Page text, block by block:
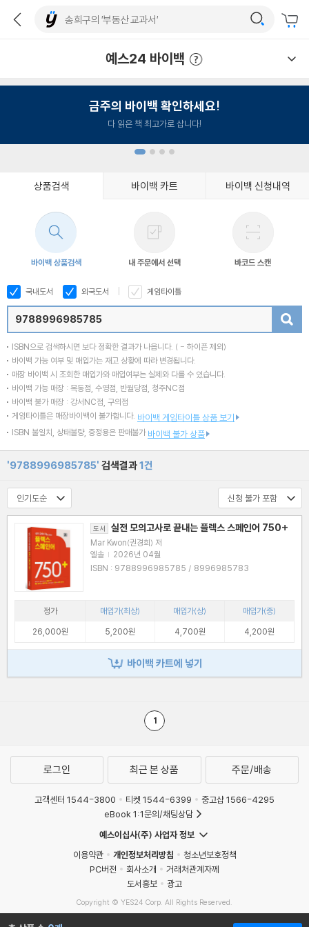
예스24 바이백
금주의 바이백 확인하세요!
다 읽은 책 최고가로 삽니다!
상품검색 바이백 카트 바이백 신청내역
바이백 상품검색 내 주문에서 선택 바코드 스캔
국내도서 외국도서 게임타이틀
ISBN으로 검색하시면 보다 정확한 결과가 나옵니다. ( - 하이픈 제외)
바이백 가능 여부 및 매입가는 재고 상황에 따라 변경됩니다.
매장 바이백 시 조회한 매입가와 매입여부는 실제와 다를 수 있습니다.
바이백 가능 매장 : 목동점, 수영점, 반월당점, 청주NC점
바이백 불가 매장 : 강서NC점, 구의점
게임타이틀은 매장바이백이 불가합니다. 바이백 게임타이틀 상품 보기
ISBN 불일치, 상태불량, 증정용은 판매불가 바이백 불가 상품
'9788996985785' 검색결과1건
도서 실전 모의고사로 끝내는 플렉스 스페인어 750+
Mar Kwon(권경희) 저
엘솔 | 2026년 04월
ISBN : 9788996985785 / 8996985783
정가 매입가(최상) 매입가(상)
매입가(중)
26,000원
5,200원 4,700원 4,200원
바이백 카트에 넣기
1
로그인 최근 본 상품 주문/배송
고객센터 1544-3800 티켓 1544-6399
중고샵 1566-4295
eBook 1:1문의/채팅상담
예스이십사(주) 사업자 정보
이용약관
개인정보처리방침
청소년보호정책
PC버전
회사소개
거래처관계자께
도서홍보
광고
Copyright © YES24 Corp. All Rights Reserved.
MATOM9